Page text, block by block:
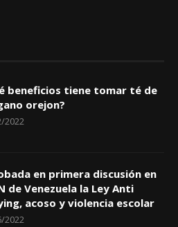
beneficios tiene tomar té de
orejon?
2022
en primera discusión en
de Venezuela la Ley Anti
acoso y violencia escolar
2022